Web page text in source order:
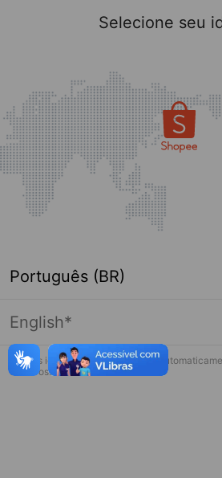
Página
Desculpe, algo deu
Selecione seu
Português (BR)
English*
* Esses idiomas serão traduzidos
terceiros.